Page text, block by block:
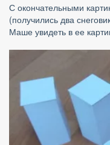
С окончательными
(получились два
Маше увидеть в ее